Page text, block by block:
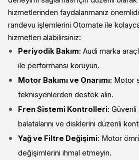
hizmetlerinden faydalanmanız
randevu işlemlerini Otomate ile
hizmetleri alabilirsiniz:
Periyodik Bakım: Audi marka
ile performansı koruyun.
Motor Bakımı ve Onarımı: Motor
teknisyenlerden destek alın.
Fren Sistemi Kontrolleri:
balatalarını ve disklerini düzenli
Yağ ve Filtre Değişimi: Motor
değişimlerini ihmal etmeyin.